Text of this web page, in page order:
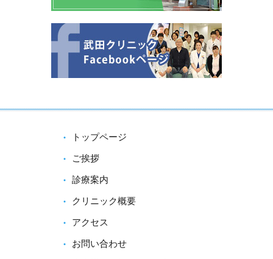
トップページ
ご挨拶
診療案内
クリニック概要
アクセス
お問い合わせ